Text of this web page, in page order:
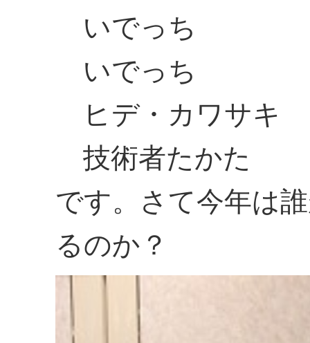
いでっち
いでっち
ヒデ・カワサキ
技術者たかた
です。さて今年は
るのか？